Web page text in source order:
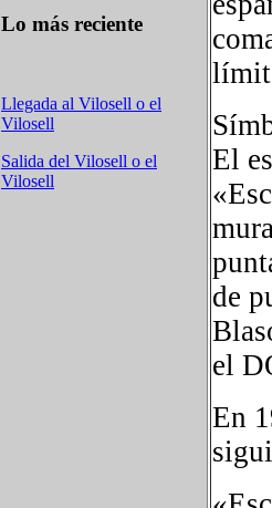
Lo más reciente
Llegada al Vilosell o el
Vilosell
Salida del Vilosell o el
Vilosell
El
de
el
En